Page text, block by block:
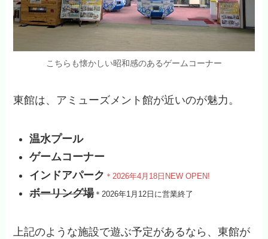
こちらも懐かしい昭和感のあるゲームコーナー
東館は、アミューズメント館が近いのが魅力。
温水プール
ゲームコーナー
インドアパーク ＊2026年4月18日NEW OPEN!
ボーリング場＊2026年1月12日に営業終了
上記のような施設で遊ぶ予定があるなら、東館が